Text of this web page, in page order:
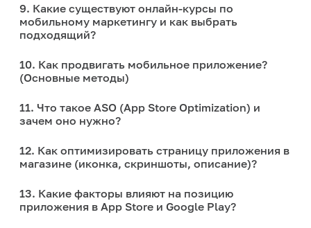
9. Какие существуют онлайн-курсы по
мобильному маркетингу и как выбрать
подходящий?
10. Как продвигать мобильное приложение?
(Основные методы)
11. Что такое ASO (App Store Optimization) и
зачем оно нужно?
12. Как оптимизировать страницу приложения в
магазине (иконка, скриншоты, описание)?
13. Какие факторы влияют на позицию
приложения в App Store и Google Play?